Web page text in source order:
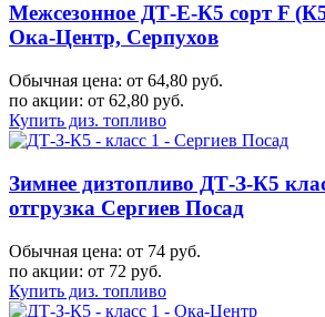
Межсезонное ДТ-Е-К5 сорт F
Ока-Центр, Серпухов
Обычная цена: от 64,80 руб.
по акции: от 62,80 руб.
Купить диз. топливо
Зимнее дизтопливо ДТ-З-К5
отгрузка Сергиев Посад
Обычная цена: от 74 руб.
по акции: от 72 руб.
Купить диз. топливо